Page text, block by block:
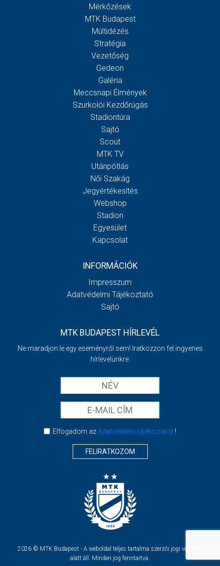
Mérkőzések
MTK Budapest
Múltidézés
Stratégia
Vezetőség
Gedeon
Galéria
Meccsnapi Élmények
Szurkolói Kezdőrúgás
Stadiontúra
Sajtó
Scout
MTK TV
Utánpótlás
Női Szakág
Jegyértékesítés
Webshop
Stadion
Egyesület
Kapcsolat
INFORMÁCIÓK
Impresszum
Adatvédelmi Tájékoztató
Sajtó
MTK BUDAPEST HÍRLEVÉL
Ne maradjon le egy eseményről sem! Iratkozzon fel ingyenes
hírlevelünkre:
Elfogadom azAdatvédelmi tájékoztatót!
FELIRATKOZOM
2026 © MTK Budapest - A weboldal teljes tartalma szerzői jogi védelem
alatt áll. Minden jog fenntartva.